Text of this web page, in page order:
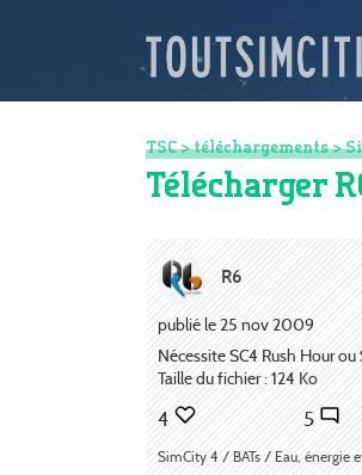
TSC>téléchargements>
Télécharger
R6
publié le 25 nov 2009
Nécessite SC4 Rush Hour ou
Taille du fichier : 124 Ko
4 5
SimCity 4 / BATs / Eau, énergie